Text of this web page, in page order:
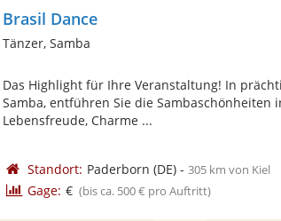
Brasil Dance
Tänzer, Samba
Das Highlight für Ihre Veranstaltung! In
Samba, entführen Sie die Sambaschönheiten
Lebensfreude, Charme ...
Standort: Paderborn (DE)- 305 km von Kiel
Gage: € (bis ca. 500 € pro Auftritt)